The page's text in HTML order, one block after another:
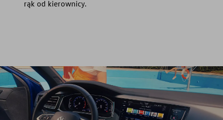
rąk od kierownicy.